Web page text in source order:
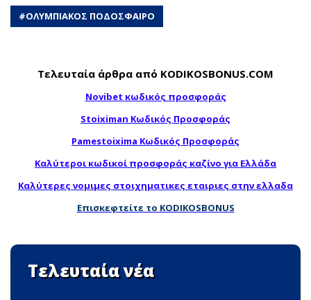
#ΟΛΥΜΠΙΑΚΟΣ ΠΟΔΟΣΦΑΙΡΟ
Τελευταία άρθρα από KODIKOSBONUS.COM
Novibet κωδικός προσφοράς
Stoiximan Κωδικός Προσφοράς
Pamestoixima Κωδικός Προσφοράς
Καλύτεροι κωδικοί προσφοράς καζίνο για Ελλάδα
Καλύτερες νομιμες στοιχηματικες εταιριες στην ελλαδα
Επισκεφτείτε το KODIKOSBONUS
Τελευταία νέα